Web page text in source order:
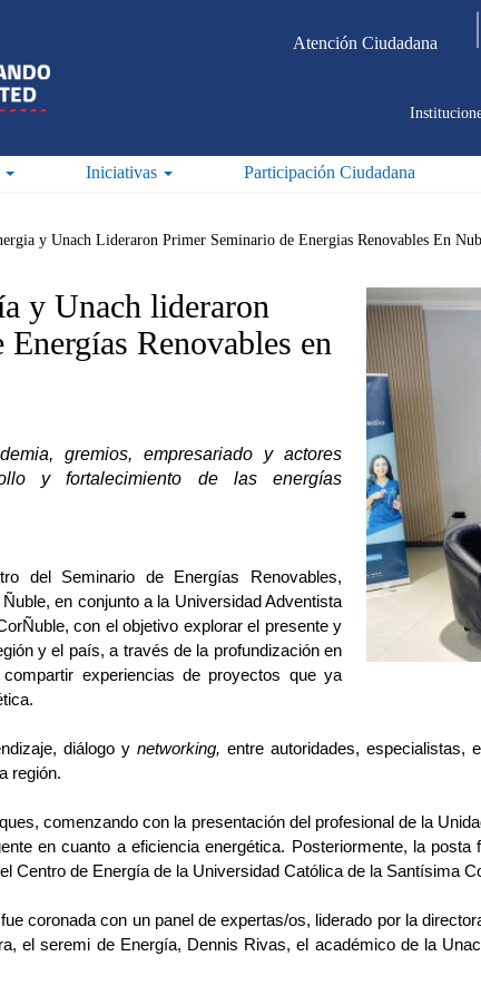
Atención Ciudadana
Iniciativas Participación Ciudadana
y Unach Lideraron Primer Seminario de Energias Renovables En
y Unach lideraron
Renovables en
gremios, empresariado y actores
y fortalecimiento de las energías
del Seminario de Energías Renovables,
en conjunto a la Universidad Adventista
con el objetivo explorar el presente y
y el país, a través de la profundización en
experiencias de proyectos que ya
diálogo y networking, entre autoridades, especialistas,
región.
comenzando con la presentación del profesional de la
en cuanto a eficiencia energética. Posteriormente, la
Centro de Energía de la Universidad Católica de la Santísima
coronada con un panel de expertas/os, liderado por la
el seremi de Energía, Dennis Rivas, el académico de la